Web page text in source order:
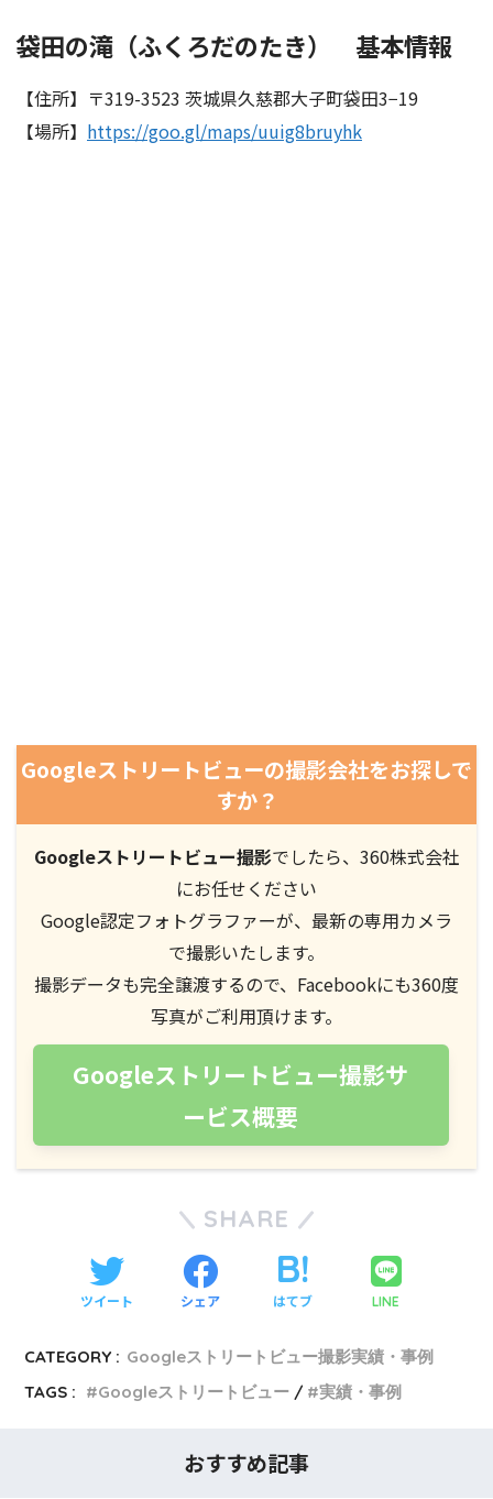
袋田の滝（ふくろだのたき） 基本情報
【住所】〒319-3523 茨城県久慈郡大子町袋田3−19
【場所】 https://goo.gl/maps/uuig8bruyhk
Googleストリートビューの撮影会社をお探しで
すか？
Googleストリートビュー撮影でしたら、360株式会社
にお任せください
Google認定フォトグラファーが、最新の専用カメラ
で撮影いたします。
撮影データも完全譲渡するので、Facebookにも360度
写真がご利用頂けます。
Googleストリートビュー撮影サ
ービス概要
SHARE
ツイート シェア はてブ LINE
CATEGORY : Googleストリートビュー撮影実績・事例
TAGS :
Googleストリートビュー 実績・事例
おすすめ記事